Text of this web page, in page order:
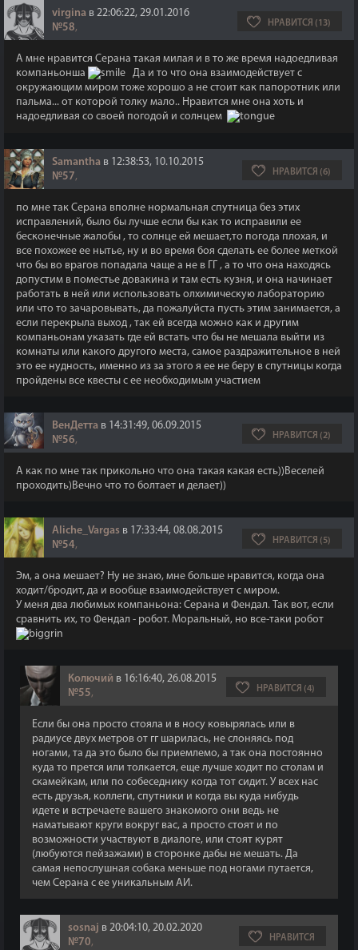
virgina в 22:06:22, 29.01.2016
№58, НРАВИТСЯ (13)
А мне нравится Серана такая милая и в то же время надоедливая
компаньонша
Да и то что она взаимодействует с
окружающим миром тоже хорошо а не стоит как папоротник или
пальма... от которой толку мало.. Нравится мне она хоть и
надоедливая со своей погодой и солнцем
Samantha в 12:38:53, 10.10.2015
№57, НРАВИТСЯ (6)
по мне так Серана вполне нормальная спутница без этих
исправлений, было бы лучше если бы как то исправили ее
бесконечные жалобы , то солнце ей мешает,то погода плохая, и
все похожее ее нытье, ну и во время боя сделать ее более меткой
что бы во врагов попадала чаще а не в ГГ , а то что она находясь
допустим в поместье довакина и там есть кузня, и она начинает
работать в ней или использовать олхимическую лабораторию
или что то зачаровывать, да пожалуйста пусть этим занимается, а
если перекрыла выход , так ей всегда можно как и другим
компаньонам указать где ей встать что бы не мешала выйти из
комнаты или какого другого места, самое раздражительное в ней
это ее нудность, именно из за этого я ее не беру в спутницы когда
пройдены все квесты с ее необходимым участием
ВенДетта в 14:31:49, 06.09.2015
№56, НРАВИТСЯ (2)
А как по мне так прикольно что она такая какая есть))Веселей
проходить)Вечно что то болтает и делает))
Aliche_Vargas в 17:33:44, 08.08.2015
№54, НРАВИТСЯ (5)
Эм, а она мешает? Ну не знаю, мне больше нравится, когда она
ходит/бродит, да и вообще взаимодействует с миром.
У меня два любимых компаньона: Серана и Фендал. Так вот, если
сравнить их, то Фендал - робот. Моральный, но все-таки робот
Колючий в 16:16:40, 26.08.2015
№55, НРАВИТСЯ (4)
Если бы она просто стояла и в носу ковырялась или в
радиусе двух метров от гг шарилась, не слоняясь под
ногами, та да это было бы приемлемо, а так она постоянно
куда то прется или толкается, еще лучше ходит по столам и
скамейкам, или по собеседнику когда тот сидит. У всех нас
есть друзья, коллеги, спутники и когда вы куда нибудь
идете и встречаете вашего знакомого они ведь не
наматывают круги вокруг вас, а просто стоят и по
возможности участвуют в диалоге, или стоят курят
(любуются пейзажами) в сторонке дабы не мешать. Да
самая непослушная собака меньше под ногами путается,
чем Серана с ее уникальным АИ.
sosnaj в 20:04:10, 20.02.2020
№70, НРАВИТСЯ